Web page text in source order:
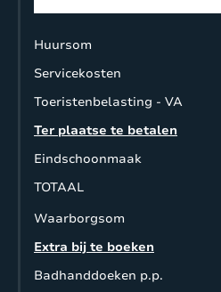
Huursom
Servicekosten
Toeristenbelasting - VA
Ter plaatse te betalen
Eindschoonmaak
TOTAAL
Waarborgsom
Extra bij te boeken
Badhanddoeken p.p.